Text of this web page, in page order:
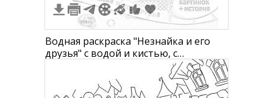
Водная раскраска "Незнайка и его
друзья" с водой и кистью, с
изображением Незнайки, собаки,
цветочных горшков и рисунков на
стене, 8 картинок + история.